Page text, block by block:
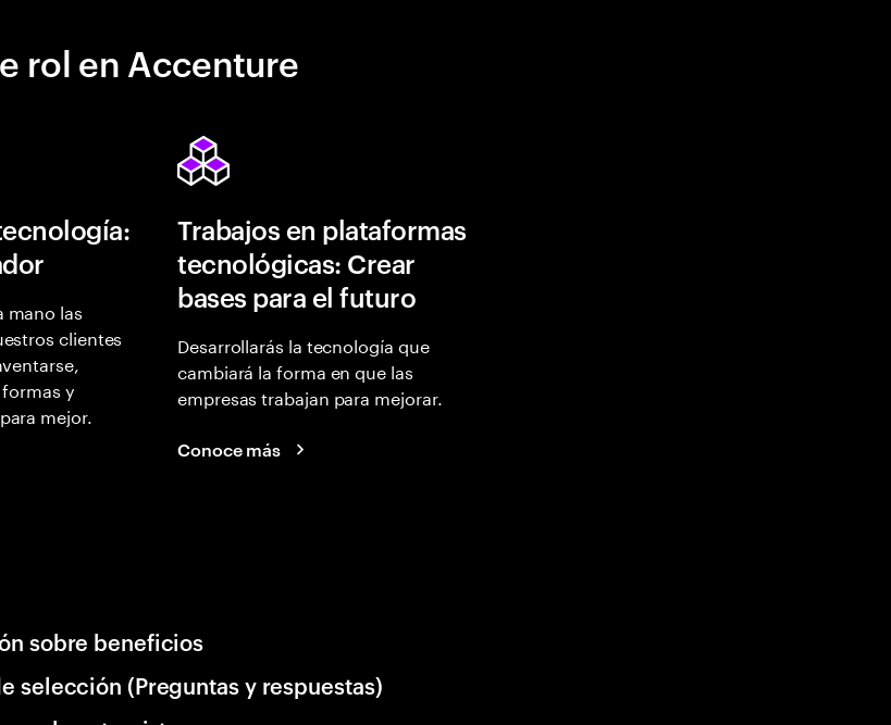
rol en Accenture
mano las
clientes
y
mejor.
Trabajos en plataformas
tecnológicas: Crear
bases para el futuro
Desarrollarás la tecnología que
cambiará la forma en que las
empresas trabajan para mejorar.
Conoce más
sobre beneficios
selección (Preguntas y respuestas)